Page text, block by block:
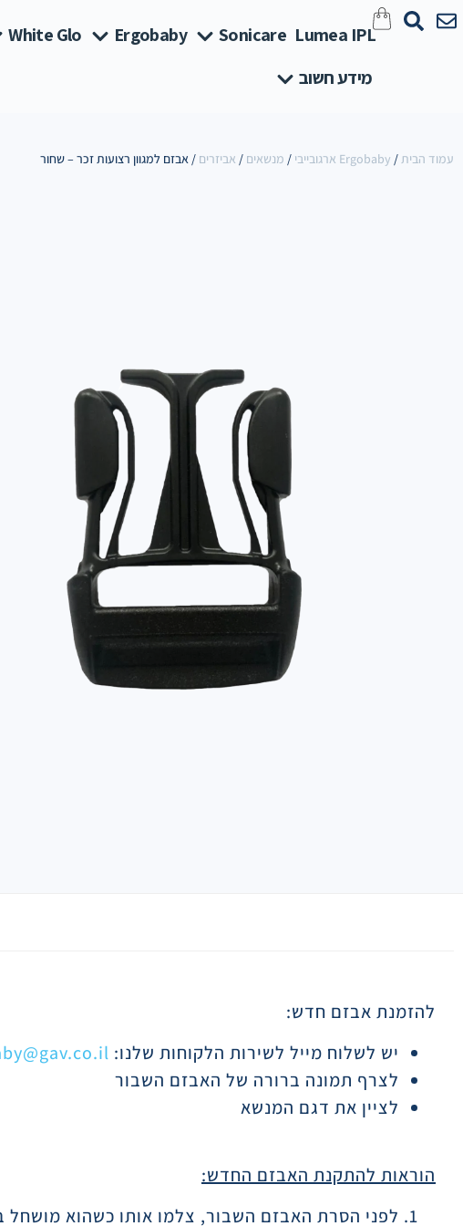
Lumea IPL
Sonicare
Ergobaby
White Glo
מידע חשוב
עמוד הבית/ Ergobaby ארגובייבי / מנשאים / אביזרים / אבזם למגוון רצועות זכר – שחור
להזמנת אבזם חדש:
יש לשלוח מייל לשירות הלקוחות שלנו:
לצרף תמונה ברורה של האבזם השבור
לציין את דגם המנשא
הוראות להתקנת האבזם החדש:
לפני הסרת האבזם השבור, צלמו אותו כשהוא